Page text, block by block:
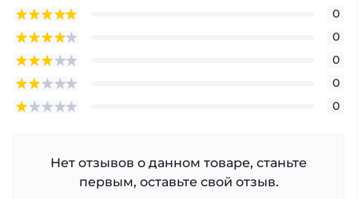
0
0
0
0
0
Нет отзывов о данном товаре, станьте
первым, оставьте свой отзыв.